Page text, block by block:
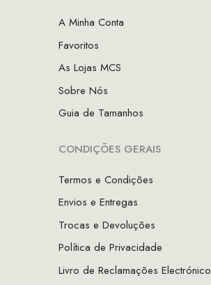
A Minha Conta
Favoritos
As Lojas MCS
Sobre Nós
Guia de Tamanhos
CONDIÇÕES GERAIS
Termos e Condições
Envios e Entregas
Trocas e Devoluções
Política de Privacidade
Livro de Reclamações Electrónico